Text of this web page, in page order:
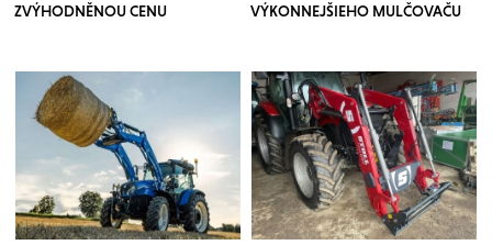
ZVÝHODNĚNOU CENU
VÝKONNEJŠIEHO MULČOVAČU